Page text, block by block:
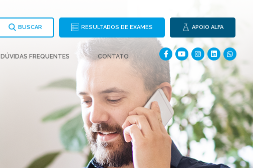
DÚVIDAS FREQUENTES CONTATO
BUSCAR RESULTADOS DE EXAMES APOIO ALFA